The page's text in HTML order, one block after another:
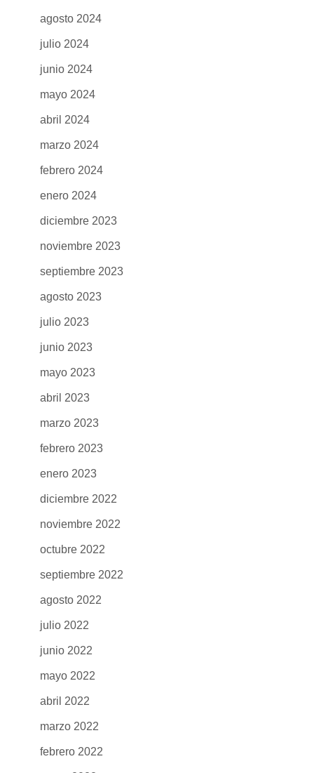
agosto 2024
julio 2024
junio 2024
mayo 2024
abril 2024
marzo 2024
febrero 2024
enero 2024
diciembre 2023
noviembre 2023
septiembre 2023
agosto 2023
julio 2023
junio 2023
mayo 2023
abril 2023
marzo 2023
febrero 2023
enero 2023
diciembre 2022
noviembre 2022
octubre 2022
septiembre 2022
agosto 2022
julio 2022
junio 2022
mayo 2022
abril 2022
marzo 2022
febrero 2022